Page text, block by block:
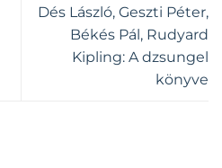
Dés László, Geszti Péter,
Békés Pál, Rudyard
Kipling: A dzsungel
könyve